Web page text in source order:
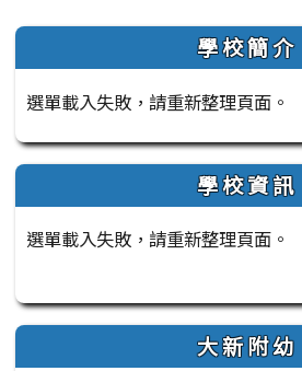
左邊區域內容 學 校 簡 介
選單載入失敗，請重新整理頁面。
學 校 資 訊
選單載入失敗，請重新整理頁面。
大 新 附 幼